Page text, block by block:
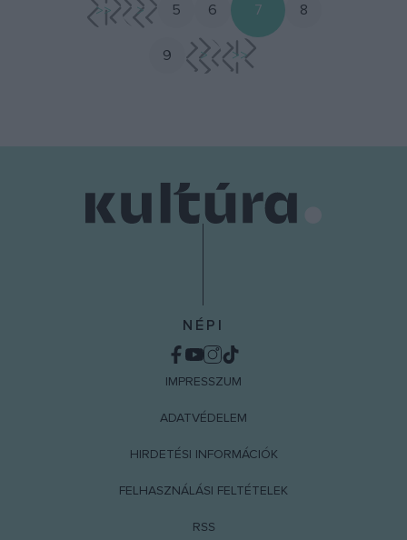
<< < 5 6 7 8
9 > >>
NÉPI
IMPRESSZUM
ADATVÉDELEM
HIRDETÉSI INFORMÁCIÓK
FELHASZNÁLÁSI FELTÉTELEK
RSS